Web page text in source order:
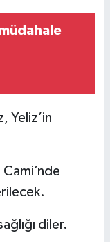
Yeliz’in
diler.